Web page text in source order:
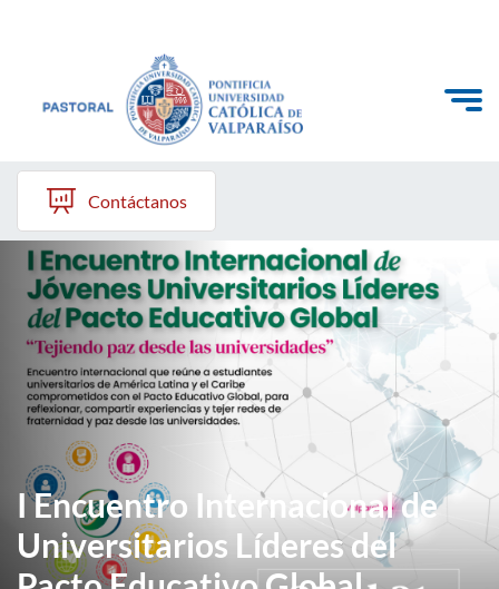
Quiénes somos
Qué hacemos
Recursos
Barrios Pastorales
Enlaces destacados
Contáctanos
I Encuentro Internacional de
Universitarios Líderes del